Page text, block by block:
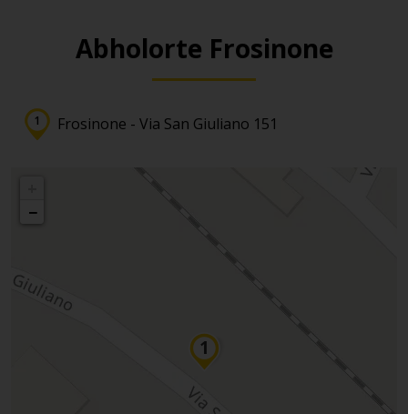
Abholorte Frosinone
Frosinone - Via San Giuliano 151
−